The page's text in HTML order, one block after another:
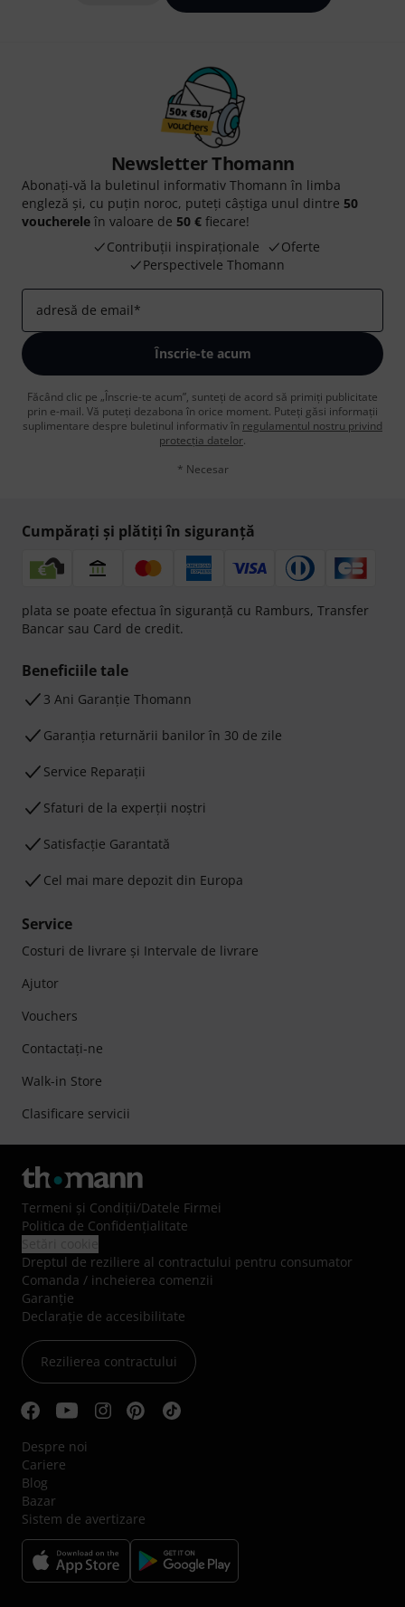
Newsletter Thomann
Abonați-vă la buletinul informativ Thomann în limba
engleză și, cu puțin noroc, puteți câștiga unul dintre 50
voucherele în valoare de 50 € fiecare!
Contribuții inspiraționale
Oferte
Perspectivele Thomann
adresă de email*
Înscrie-te acum
Făcând clic pe „Înscrie-te acum”, sunteți de acord să primiți publicitate
prin e-mail. Vă puteți dezabona în orice moment. Puteți găsi informații
suplimentare despre buletinul informativ în regulamentul nostru privind
protecția datelor.
* Necesar
Cumpărați și plătiți în siguranță
plata se poate efectua în siguranță cu Ramburs, Transfer
Bancar sau Card de credit.
Beneficiile tale
3 Ani Garanție Thomann
Garanţia returnării banilor în 30 de zile
Service Reparații
Sfaturi de la experții noștri
Satisfacție Garantată
Cel mai mare depozit din Europa
Service
Costuri de livrare şi Intervale de livrare
Ajutor
Vouchers
Contactaţi-ne
Walk-in Store
Clasificare servicii
Termeni şi Condiţii/Datele Firmei
Politica de Confidenţialitate
Dreptul de reziliere al contractului pentru consumator
Comanda / incheierea comenzii
Garanție
Declarație de accesibilitate
Rezilierea contractului
Despre noi
Cariere
Blog
Bazar
Sistem de avertizare